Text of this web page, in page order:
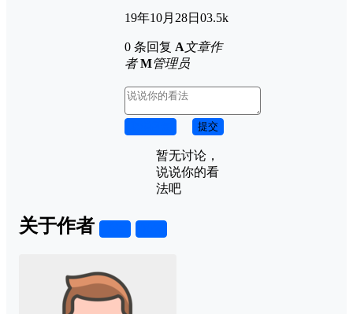
19年10月28日 03.5k
0 条回复 A文章作
者 M管理员
提交
暂无讨论，
说说你的看
法吧
关于作者